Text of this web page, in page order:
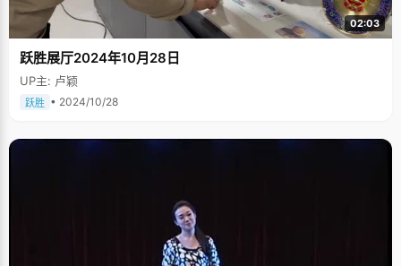
02:03
跃胜展厅2024年10月28日
UP主: 卢颖
跃胜 • 2024/10/28